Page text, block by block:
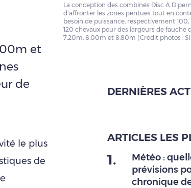
et
de
le plus
de
La conception des combinés Disc A D
d’affronter les zones pentues tout en
besoin de puissance, respectivement 100,
120 chevaux pour des largeurs de fauche
7,20m, 8,00m et 8,80m (Crédit photos :
DERNIÈRES
ARTICLES LES
1.
Météo :
prévisions
chronique